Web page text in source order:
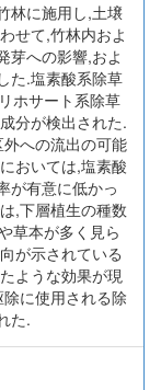
林に施用し,土壌
せて,竹林内およ
芽への影響,およ
た.塩素酸系除草
ホサート系除草
分が検出された.
への流出の可能
おいては,塩素酸
が有意に低かっ
,下層植生の種数
草本が多く見ら
が示されている
ような効果が現
に使用される除
た.